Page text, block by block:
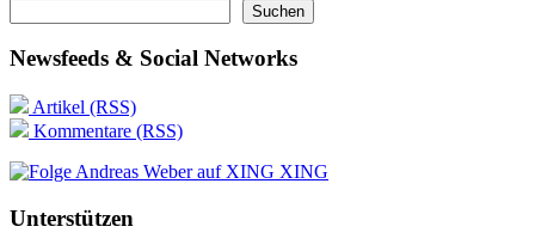
Suchen
Newsfeeds & Social Networks
Artikel (RSS)
Kommentare (RSS)
XING
Unterstützen